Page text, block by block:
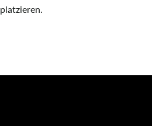
platzieren.